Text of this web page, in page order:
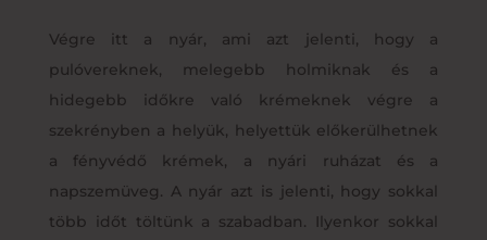
Végre itt a nyár, ami azt jelenti, hogy a
pulóvereknek, melegebb holmiknak és a
hidegebb időkre való krémeknek végre a
szekrényben a helyük, helyettük előkerülhetnek
a fényvédő krémek, a nyári ruházat és a
napszemüveg. A nyár azt is jelenti, hogy sokkal
több időt töltünk a szabadban. Ilyenkor sokkal